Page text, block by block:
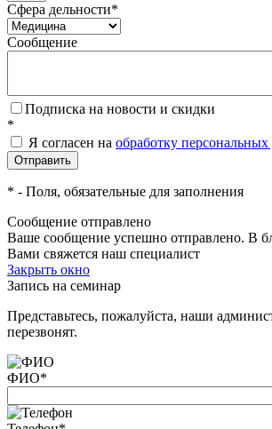
Сфера дельности*
Сообщение
Подписка на новости и скидки
*
Я согласен на обработку
* - Поля, обязательные для заполнения
Сообщение отправлено
Ваше сообщение успешно отправлено. В
Вами свяжется наш специалист
Закрыть окно
Запись на семинар
Представьтесь, пожалуйста, наши
перезвонят.
ФИО*